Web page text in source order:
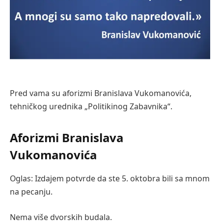
Pred vama su aforizmi Branislava Vukomanovića,
tehničkog urednika „Politikinog Zabavnika“.
Aforizmi Branislava
Vukomanovića
Oglas: Izdajem potvrde da ste 5. oktobra bili sa mnom
na pecanju.
Nema više dvorskih budala.